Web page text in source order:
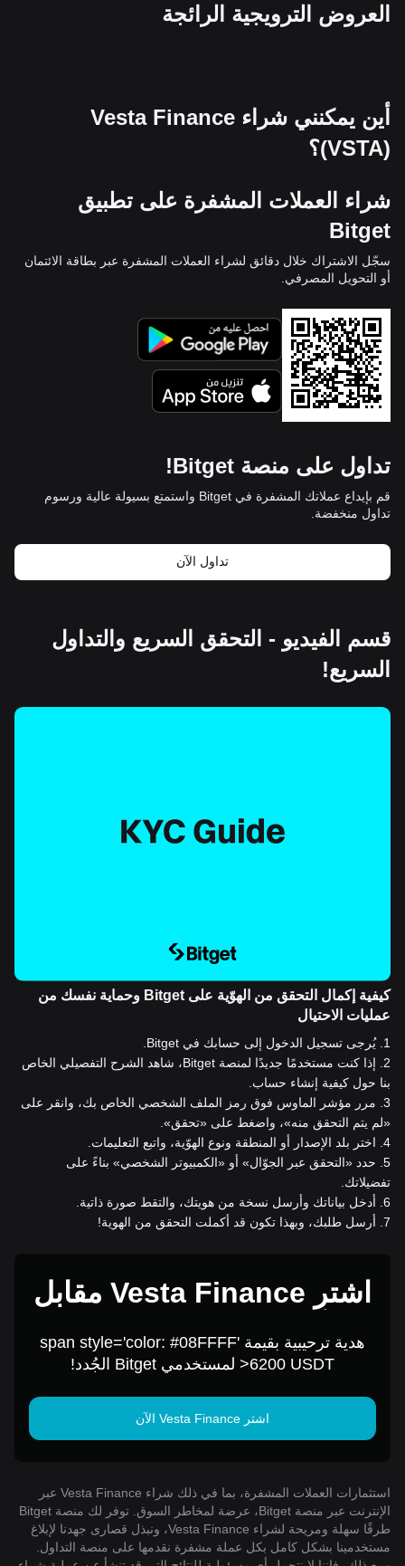
العروض الترويجية الرائجة
أين يمكنني شراء Vesta Finance
(VSTA)؟
شراء العملات المشفرة على تطبيق
Bitget
سجّل الاشتراك خلال دقائق لشراء العملات المشفرة عبر بطاقة الائتمان
أو التحويل المصرفي.
تداول على منصة Bitget!
قم بإيداع عملاتك المشفرة في Bitget واستمتع بسيولة عالية ورسوم
تداول منخفضة.
تداول الآن
قسم الفيديو - التحقق السريع والتداول
السريع!
كيفية إكمال التحقق من الهوّية على Bitget وحماية نفسك من
عمليات الاحتيال
1
.يُرجى تسجيل الدخول إلى حسابك في Bitget.
2
إذا كنت مستخدمًا جديدًا لمنصة Bitget، شاهد الشرح التفصيلي الخاص
بنا حول كيفية إنشاء حساب.
3 مرر مؤشر الماوس فوق رمز الملف الشخصي الخاص بك، وانقر على
«لم يتم التحقق منه»، واضغط على «تحقق».
4 اختر بلد الإصدار أو المنطقة ونوع الهوّية، واتبع التعليمات.
5 حدد «التحقق عبر الجوّال» أو «الكمبيوتر الشخصي» بناءً على
تفضيلاتك.
6 أدخل بياناتك وأرسل نسخة من هويتك، والتقط صورة ذاتية.
7 أرسل طلبك، وبهذا تكون قد أكملت التحقق من الهوية!
اشترِ Vesta Finance مقابل
هدية ترحيبية بقيمة span style='color: #08FFFF'
>6200 USDT لمستخدمي Bitget الجُدد!
اشتر Vesta Finance الآن
استثمارات العملات المشفرة، بما في ذلك شراء Vesta Finance عبر
الإنترنت عبر منصة Bitget، عرضة لمخاطر السوق. توفر لك منصة Bitget
طرقًا سهلة ومريحة لشراء Vesta Finance، ونبذل قصارى جهدنا لإبلاغ
مستخدمينا بشكل كامل بكل عملة مشفرة نقدمها على منصة التداول.